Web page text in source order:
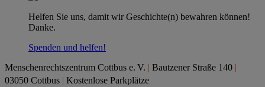
Helfen Sie uns, damit wir Geschichte(n) bewahren können!
Danke.
Spenden und helfen!
Menschenrechtszentrum Cottbus e. V. | Bautzener Straße 140 |
03050 Cottbus | Kostenlose Parkplätze